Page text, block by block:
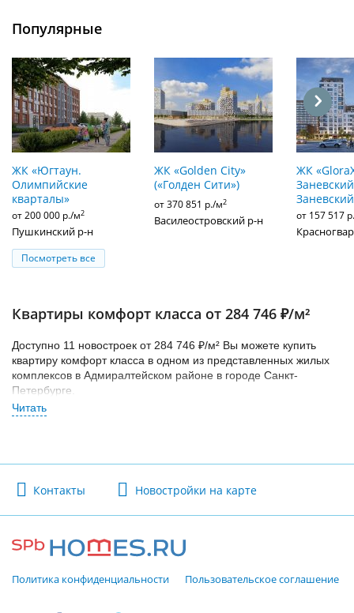
Популярные
ЖК «Югтаун.
Олимпийские
кварталы»
от 200 000 р./м2
Пушкинский р-н
ЖК «Golden City»
(«Голден Сити»)
от 370 851 р./м2
Василеостровский р-н
ЖК
от 157 517
Посмотреть все
Квартиры комфорт класса от 284 746 ₽/м²
Доступно 11 новостроек от 284 746 ₽/м² Вы можете купить
квартиру комфорт класса в одном из представленных жилых
комплексов в Адмиралтейском районе в городе Санкт-
Петербурге.
На ваш выбор представлены квартиры студии, двухкомнатные
новостройки. Учтите, что наиболее дорогие квартиры
Балтийская со сроком сдачи в 2016, 2018, 2021, 2023.
Контакты Новостройки на карте
Политика конфиденциальности Пользовательское соглашение